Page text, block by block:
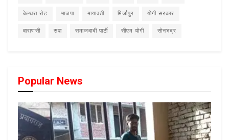
बेल्थरा रोड भाजपा मायावती मिर्जापुर योगी सरकार
वाराणसी सपा समाजवादी पार्टी सीएम योगी सोनभद्र
Popular News